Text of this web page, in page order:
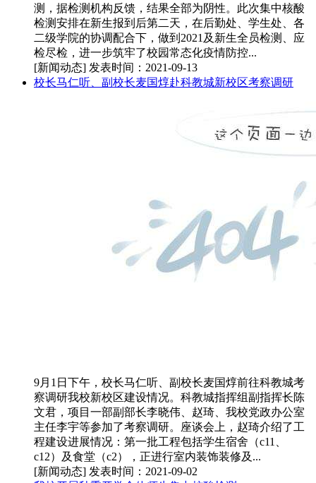
测，据检测机构反馈，结果全部为阴性。此次集中核酸
检测安排在新生报到后第二天，在后勤处、学生处、各
二级学院的协调配合下，做到2021及新生全员检测、应
检尽检，进一步筑牢了校园常态化疫情防控...
[新闻动态] 发表时间：2021-09-13
校长马仁听、副校长麦国焞赴科教城新校区考察调研
9月1日下午，校长马仁听、副校长麦国焞前往科教城考
察调研我校新校区建设情况。科教城指挥组副指挥长陈
文君，项目一部副部长李晓伟、赵琦、我校党政办公室
主任李宇等参加了考察调研。座谈会上，赵琦介绍了工
程建设进展情况：第一批工程包括学生宿舍（c11、
c12）及食堂（c2），正进行室内装饰装修及...
[新闻动态] 发表时间：2021-09-02